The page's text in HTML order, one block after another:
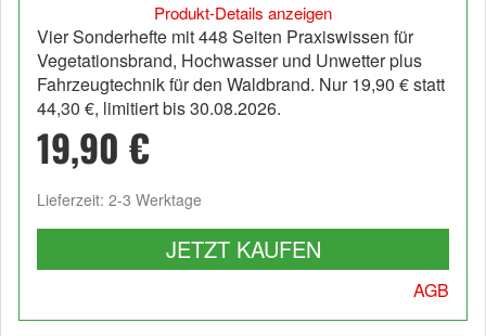
Produkt-Details anzeigen
Vier Sonderhefte mit 448 Seiten Praxiswissen für
Vegetationsbrand, Hochwasser und Unwetter plus
Fahrzeugtechnik für den Waldbrand. Nur 19,90 € statt
44,30 €, limitiert bis 30.08.2026.
19,90 €
Lieferzeit: 2-3 Werktage
JETZT KAUFEN
AGB